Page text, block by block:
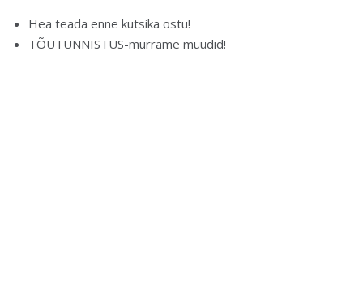
Hea teada enne kutsika ostu!
TÕUTUNNISTUS-murrame müüdid!